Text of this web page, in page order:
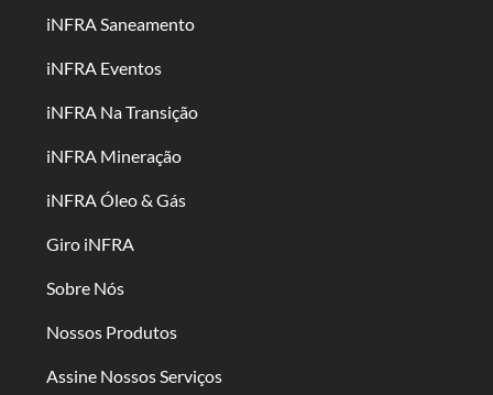
iNFRA Saneamento
iNFRA Eventos
iNFRA Na Transição
iNFRA Mineração
iNFRA Óleo & Gás
Giro iNFRA
Sobre Nós
Nossos Produtos
Assine Nossos Serviços